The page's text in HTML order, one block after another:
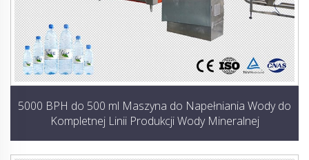
5000 BPH do 500 ml Maszyna do Napełniania Wody do
Kompletnej Linii Produkcji Wody Mineralnej